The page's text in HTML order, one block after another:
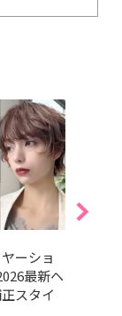
ーショ
最新ヘ
スタイ